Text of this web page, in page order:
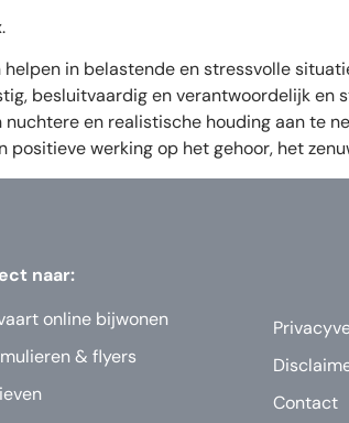
in belastende en stressvolle
besluitvaardig en verantwoordelijk
en realistische houding aan te
positieve werking op het gehoor, het
naar:
online bijwonen
& flyers
Contact